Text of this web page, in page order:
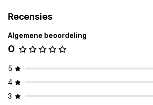
Recensies
Algemene beoordeling
0
5
4
3